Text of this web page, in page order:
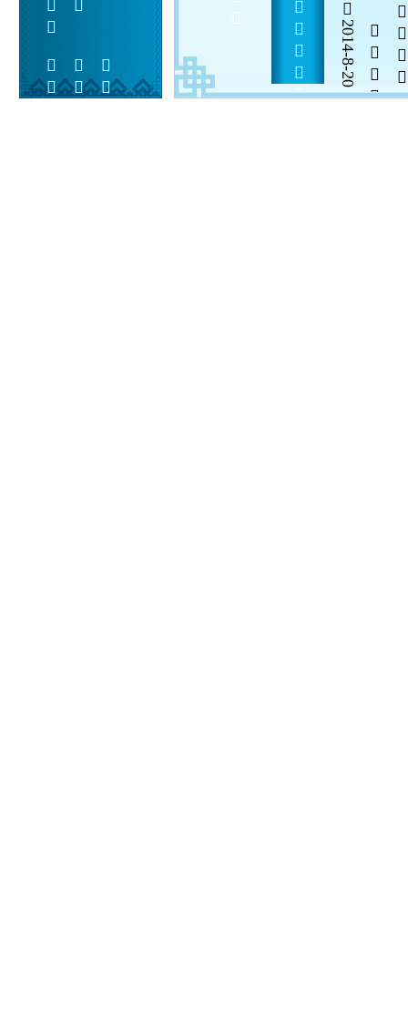
              2014-8-20